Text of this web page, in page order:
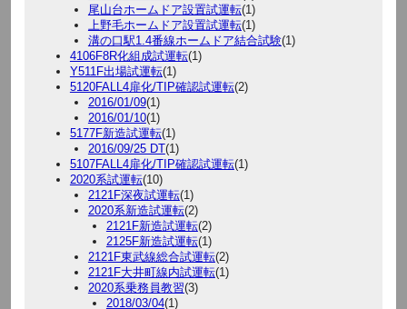
尾山台ホームドア設置試運転(1)
上野毛ホームドア設置試運転(1)
溝の口駅1.4番線ホームドア結合試験(1)
4106F8R化組成試運転(1)
Y511F出場試運転(1)
5120FALL4扉化/TIP確認試運転(2)
2016/01/09(1)
2016/01/10(1)
5177F新造試運転(1)
2016/09/25 DT(1)
5107FALL4扉化/TIP確認試運転(1)
2020系試運転(10)
2121F深夜試運転(1)
2020系新造試運転(2)
2121F新造試運転(2)
2125F新造試運転(1)
2121F東武線総合試運転(2)
2121F大井町線内試運転(1)
2020系乗務員教習(3)
2018/03/04(1)